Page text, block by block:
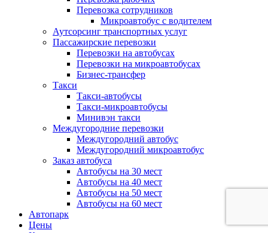
Перевозка сотрудников
Микроавтобус с водителем
Аутсорсинг транспортных услуг
Пассажирские перевозки
Перевозки на автобусах
Перевозки на микроавтобусах
Бизнес-трансфер
Такси
Такси-автобусы
Такси-микроавтобусы
Минивэн такси
Междугородние перевозки
Междугородний автобус
Междугородний микроавтобус
Заказ автобуса
Автобусы на 30 мест
Автобусы на 40 мест
Автобусы на 50 мест
Автобусы на 60 мест
Автопарк
Цены